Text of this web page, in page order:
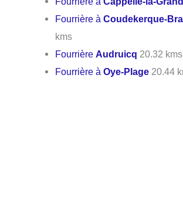
Fourrière àCoudekerque-
kms
FourrièreAudruicq 20.32 kms
Fourrière àOye-Plage 20.44